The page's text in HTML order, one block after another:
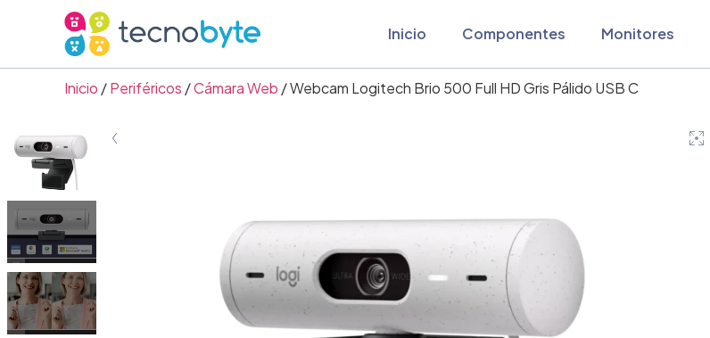
Inicio Componentes Monitores
Inicio /Periféricos /Cámara Web / Webcam Logitech Brio 500 Full HD Gris Pálido USB C